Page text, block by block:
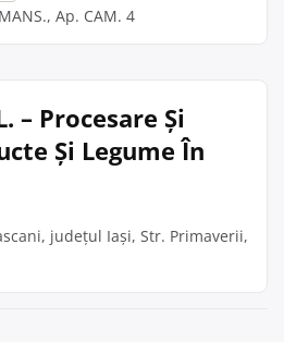
Ap. CAM. 4
– Procesare Și
Și Legume În
județul Iași, Str. Primaverii,